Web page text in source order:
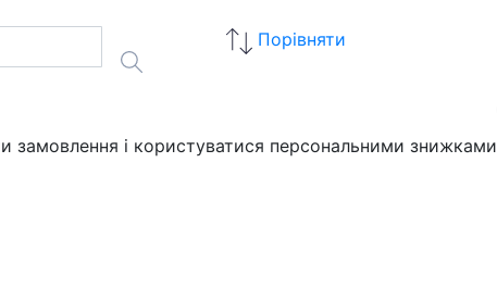
Порівняти
замовлення і користуватися персональними знижками